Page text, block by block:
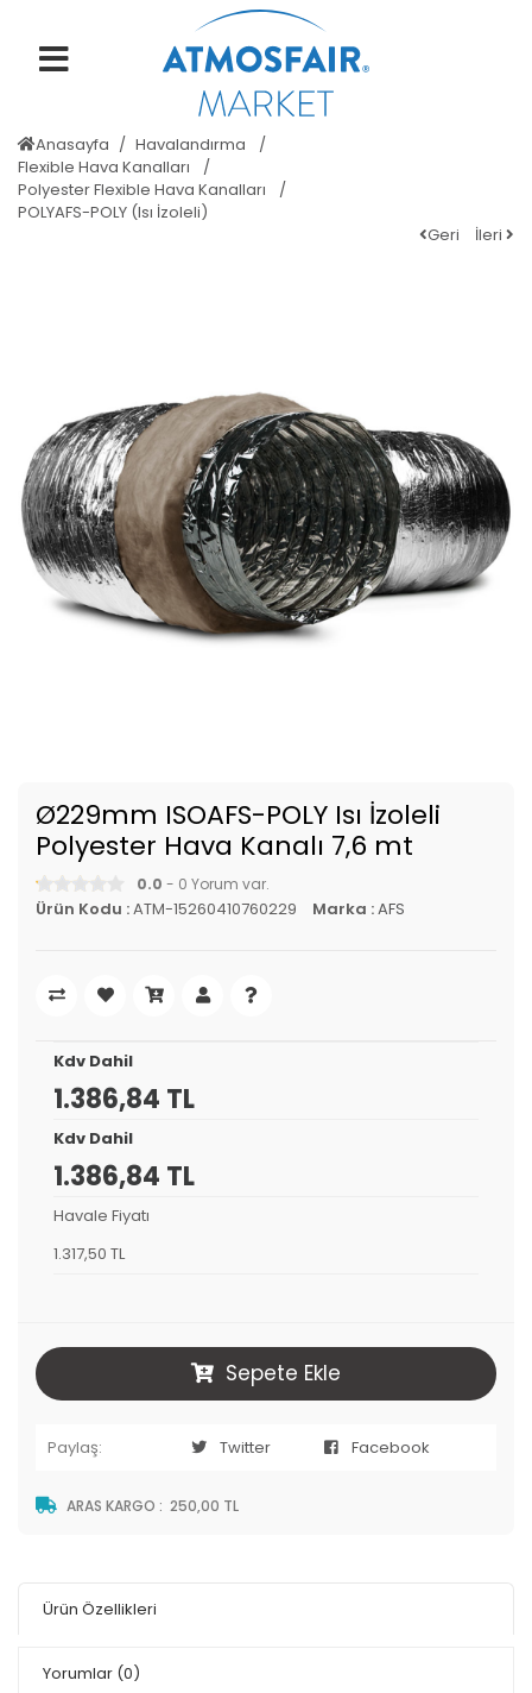
Anasayfa
Havalandırma
Flexible Hava Kanalları
Polyester Flexible Hava Kanalları
POLYAFS-POLY (Isı İzoleli)
Geri
İleri
Ø229mm ISOAFS-POLY Isı İzoleli
Polyester Hava Kanalı 7,6 mt
0.0 - 0 Yorum var.
Ürün Kodu :ATM-15260410760229 Marka :AFS
Kdv Dahil
1.386,84 TL
Kdv Dahil
1.386,84 TL
Havale Fiyatı
1.317,50 TL
Sepete Ekle
Paylaş: Twitter Facebook
ARAS KARGO : 250,00 TL
Ürün Özellikleri
Yorumlar (0)